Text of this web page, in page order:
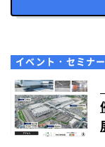
イベント・セミナー